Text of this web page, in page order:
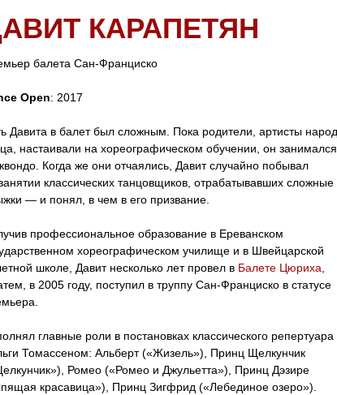
КАРАПЕТЯН
балета Сан-Франциско
Open: 2017
Давита в балет был сложным. Пока родители, артисты
настаивали на хореографическом обучении, он занимался
Когда же они отчаялись, Давит случайно побывал
классических танцовщиков, отрабатывавших сложные
— и понял, в чем в его призвание.
профессиональное образование в Ереванском
хореографическом училище и в Швейцарской
школе, Давит несколько лет провел в Балете Цюриха
в 2005 году, поступил в труппу Сан-Франциско в статусе
главные роли в постановках классического репертуара
Томассеном: Альберт («Жизель»), Принц Щелкунчик
Ромео («Ромео и Джульетта»), Принц Дэзире
красавица»), Принц Зигфрид («Лебединое озеро»).